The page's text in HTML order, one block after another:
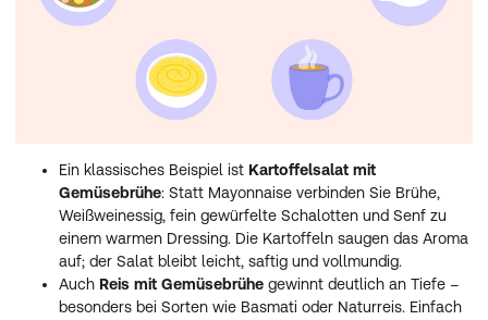
Ein klassisches Beispiel ist Kartoffelsalat mit
Gemüsebrühe: Statt Mayonnaise verbinden Sie Brühe,
Weißweinessig, fein gewürfelte Schalotten und Senf zu
einem warmen Dressing. Die Kartoffeln saugen das Aroma
auf; der Salat bleibt leicht, saftig und vollmundig.
Auch Reis mit Gemüsebrühe gewinnt deutlich an Tiefe –
besonders bei Sorten wie Basmati oder Naturreis. Einfach